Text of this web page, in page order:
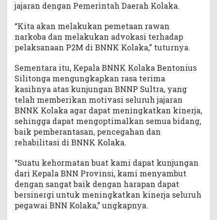
jajaran dengan Pemerintah Daerah Kolaka.
“Kita akan melakukan pemetaan rawan
narkoba dan melakukan advokasi terhadap
pelaksanaan P2M di BNNK Kolaka,” tuturnya.
Sementara itu, Kepala BNNK Kolaka Bentonius
Silitonga mengungkapkan rasa terima
kasihnya atas kunjungan BNNP Sultra, yang
telah memberikan motivasi seluruh jajaran
BNNK Kolaka agar dapat meningkatkan kinerja,
sehingga dapat mengoptimalkan semua bidang,
baik pemberantasan, pencegahan dan
rehabilitasi di BNNK Kolaka.
“Suatu kehormatan buat kami dapat kunjungan
dari Kepala BNN Provinsi, kami menyambut
dengan sangat baik dengan harapan dapat
bersinergi untuk meningkatkan kinerja seluruh
pegawai BNN Kolaka,” ungkapnya.